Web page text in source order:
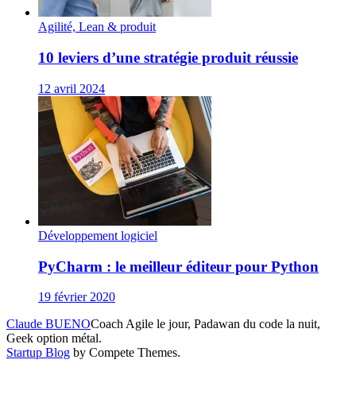
Agilité, Lean & produit
10 leviers d’une stratégie produit réussie
12 avril 2024
Développement logiciel
PyCharm : le meilleur éditeur pour Python
19 février 2020
Claude BUENOCoach Agile le jour, Padawan du code la nuit,
Geek option métal.
Startup Blog by Compete Themes.